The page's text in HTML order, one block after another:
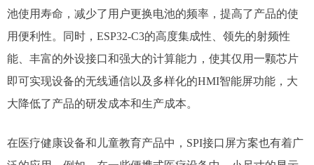
池使用寿命，减少了用户更换电池的频率，提高了产品的使
用便利性。同时，ESP32-C3的高度集成性、领先的射频性
能、丰富的外设接口和强大的计算能力，使其仅用一颗芯片
即可实现设备的无线通信以及多样化的HMI智能屏功能，大
大降低了产品的研发成本和生产成本。​
在医疗健康设备和儿童教育产品中，SPI接口屏方案也有着广